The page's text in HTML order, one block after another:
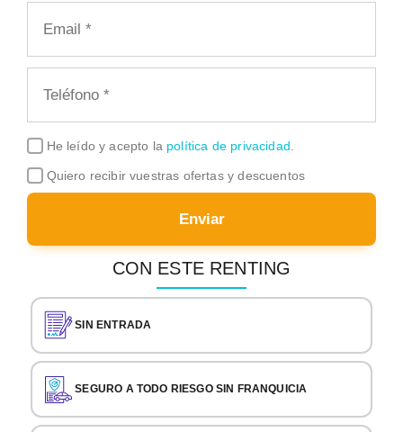
He leído y acepto la política de privacidad
Quiero recibir vuestras ofertas y descuentos
Enviar
CON ESTE RENTING
SIN ENTRADA
SEGURO A TODO RIESGO SIN FRANQUICIA